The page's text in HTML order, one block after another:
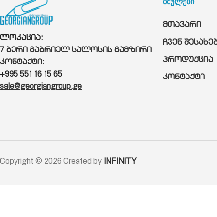
ლოკაცია:
7 ბერი გაბრიელ სალოსის გამზირი
კონტაქტი:
+995 551 16 15 65
sale@georgiangroup.ge
მთავარი
ჩვენ
პროდუქცია
კონტაქტი
Copyright © 2026 Created by INFINITY